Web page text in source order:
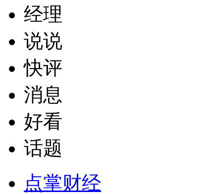
经理
说说
快评
消息
好看
话题
点掌财经